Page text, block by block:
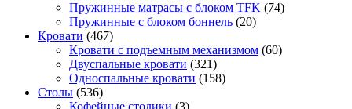
Пружинные матрасы с блоком TFK (74)
Пружинные с блоком боннель (20)
Кровати (467)
Кровати с подъемным механизмом (60)
Двуспальные кровати (321)
Односпальные кровати (158)
Столы (536)